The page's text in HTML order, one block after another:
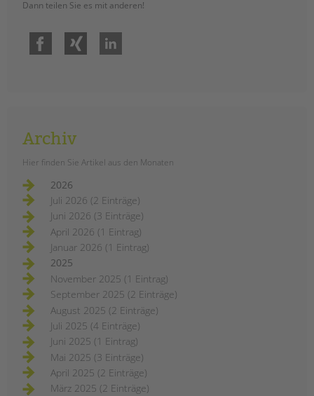
Dann teilen Sie es mit anderen!
Facebook
Archiv
Hier finden Sie Artikel aus den Monaten
2026
Juli 2026 (2 Einträge)
Juni 2026 (3 Einträge)
April 2026 (1 Eintrag)
Januar 2026 (1 Eintrag)
2025
November 2025 (1 Eintrag)
September 2025 (2 Einträge)
August 2025 (2 Einträge)
Juli 2025 (4 Einträge)
Juni 2025 (1 Eintrag)
Mai 2025 (3 Einträge)
April 2025 (2 Einträge)
März 2025 (2 Einträge)